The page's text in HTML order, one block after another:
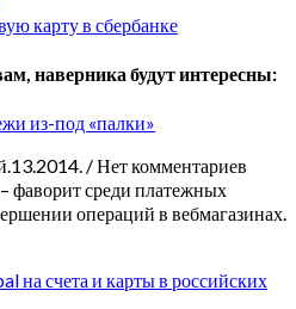
карту в сбербанке
наверника будут интересны:
из-под «палки»
/ Нет комментариев
фаворит среди платежных
операций в вебмагазинах.
на счета и карты в российских